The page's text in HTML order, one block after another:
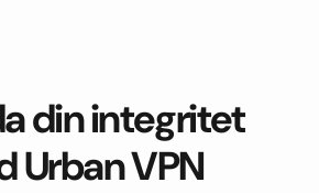
din integritet
Urban VPN